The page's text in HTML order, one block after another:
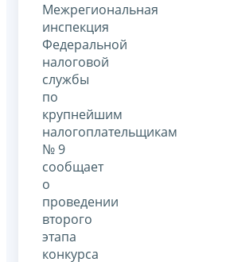
Межрегиональная
инспекция
Федеральной
налоговой
службы
по
крупнейшим
налогоплательщикам
№ 9
сообщает
о
проведении
второго
этапа
конкурса